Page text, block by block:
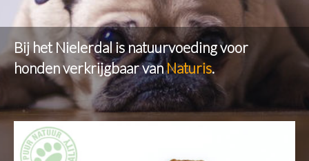
Bij het Nielerdal is natuurvoeding voor
honden verkrijgbaar vanNaturis.